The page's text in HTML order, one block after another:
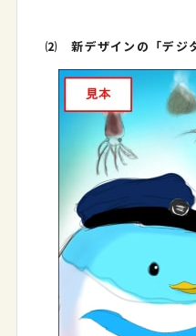
⑵ 新デザインの「デジタ